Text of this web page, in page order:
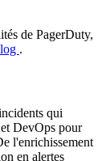
de PagerDuty,
.
qui
DevOps pour
l'enrichissement
en alertes